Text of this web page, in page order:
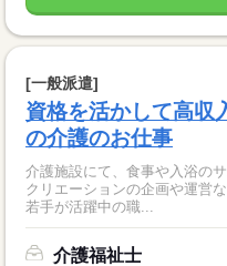
[一般派遣]
資格を活かして高収
の介護のお仕事
介護施設にて、食事や入浴の
クリエーションの企画や運営などをお
若手が活躍中の職...
介護福祉士